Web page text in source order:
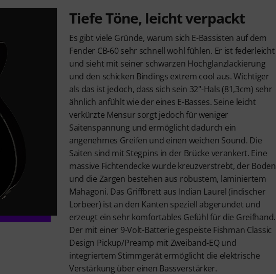
Tiefe Töne, leicht verpackt
Es gibt viele Gründe, warum sich E-Bassisten auf dem
Fender CB-60 sehr schnell wohl fühlen. Er ist federleicht
und sieht mit seiner schwarzen Hochglanzlackierung
und den schicken Bindings extrem cool aus. Wichtiger
als das ist jedoch, dass sich sein 32"-Hals (81,3cm) sehr
ähnlich anfühlt wie der eines E-Basses. Seine leicht
verkürzte Mensur sorgt jedoch für weniger
Saitenspannung und ermöglicht dadurch ein
angenehmes Greifen und einen weichen Sound. Die
Saiten sind mit Stegpins in der Brücke verankert. Eine
massive Fichtendecke wurde kreuzverstrebt, der Boden
und die Zargen bestehen aus robustem, laminiertem
Mahagoni. Das Griffbrett aus Indian Laurel (indischer
Lorbeer) ist an den Kanten speziell abgerundet und
erzeugt ein sehr komfortables Gefühl für die Greifhand.
Der mit einer 9-Volt-Batterie gespeiste Fishman Classic
Design Pickup/Preamp mit Zweiband-EQ und
integriertem Stimmgerät ermöglicht die elektrische
Verstärkung über einen Bassverstärker.